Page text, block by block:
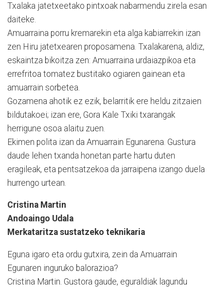
Txalaka jatetxeetako pintxoak nabarmendu zirela esan
daiteke.
Amuarraina porru kremarekin eta alga kabiarrekin izan
zen Hiru jatetxearen proposamena. Txalakarena, aldiz,
eskaintza bikoitza zen: Amuarraina urdaiazpikoa eta
errefritoa tomatez bustitako ogiaren gainean eta
amuarrain sorbetea.
Gozamena ahotik ez ezik, belarritik ere heldu zitzaien
bildutakoei; izan ere, Gora Kale Txiki txarangak
herrigune osoa alaitu zuen.
Ekimen polita izan da Amuarrain Egunarena. Gustura
daude lehen txanda honetan parte hartu duten
eragileak, eta pentsatzekoa da jarraipena izango duela
hurrengo urtean.
Cristina Martin
Andoaingo Udala
Merkataritza sustatzeko teknikaria
Eguna igaro eta ordu gutxira, zein da Amuarrain
Egunaren inguruko balorazioa?
Cristina Martin. Gustora gaude, eguraldiak lagundu